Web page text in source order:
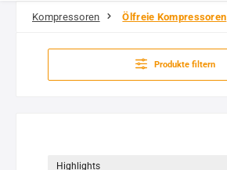
Kompressoren Ölfreie Kompressoren
Produkte filtern